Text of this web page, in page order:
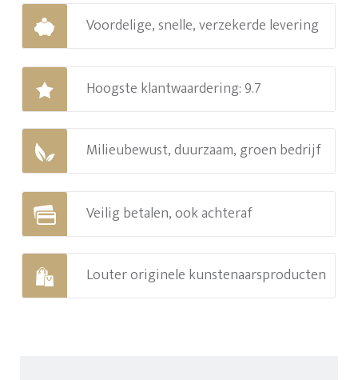
Voordelige, snelle, verzekerde levering
Hoogste klantwaardering: 9.7
Milieubewust, duurzaam, groen bedrijf
Veilig betalen, ook achteraf
Louter originele kunstenaarsproducten